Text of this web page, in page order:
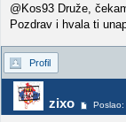
@Kos93 Druže,
Pozdrav i hvala ti
Profil
zixo